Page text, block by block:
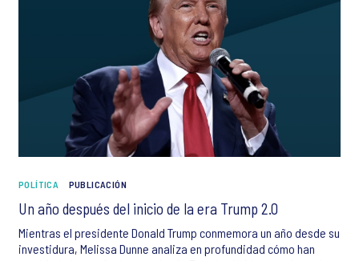
POLÍTICA PUBLICACIÓN
Un año después del inicio de la era Trump 2.0
Mientras el presidente Donald Trump conmemora un año desde su
investidura, Melissa Dunne analiza en profundidad cómo han